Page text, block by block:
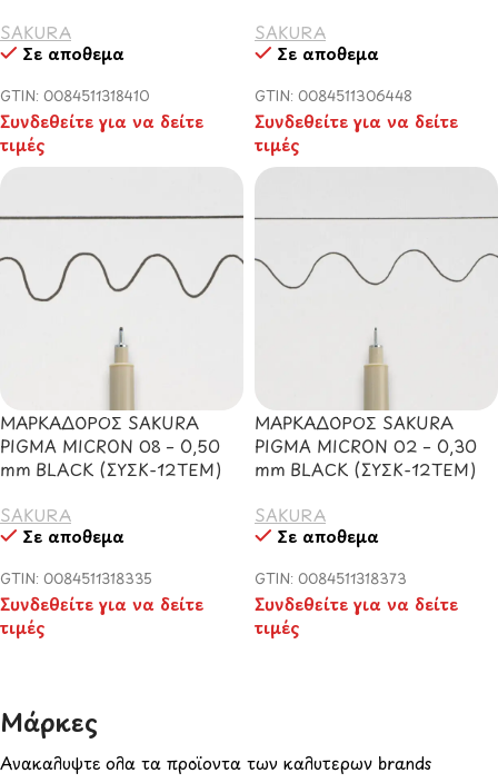
SAKURA
Σε απόθεμα
GTIN: 0084511318410
Συνδεθείτε για να δείτε
τιμές
SAKURA
Σε απόθεμα
GTIN: 0084511306448
Συνδεθείτε για να δείτε
τιμές
ΜΑΡΚΑΔΟΡΟΣ SAKURA
PIGMA MICRON 08 – 0,50
mm BLACK (ΣΥΣΚ-12ΤΕΜ)
SAKURA
Σε απόθεμα
GTIN: 0084511318335
Συνδεθείτε για να δείτε
τιμές
ΜΑΡΚΑΔΟΡΟΣ SAKURA
PIGMA MICRON 02 – 0,30
mm BLACK (ΣΥΣΚ-12ΤΕΜ)
SAKURA
Σε απόθεμα
GTIN: 0084511318373
Συνδεθείτε για να δείτε
τιμές
Μάρκες​
Ανακαλύψτε όλα τα προϊόντα των καλύτερων brands